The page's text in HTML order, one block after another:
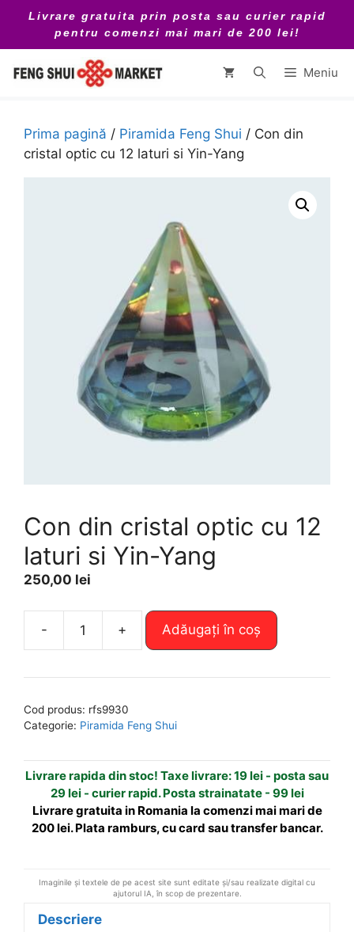
conținut
Livrare gratuita prin posta sau curier rapid
pentru comenzi mai mari de 200 lei!
Meniu
Prima pagină / Piramida Feng Shui / Con din
cristal optic cu 12 laturi si Yin-Yang
Con din cristal optic cu 12
laturi si Yin-Yang
250,00 lei
-
Cantitate
din
optic
12
laturi
si
Yin-
Yang
+ Adăugați în coș
e
n
t
i
Cod produs: rfs9930
Categorie: Piramida Feng Shui
Livrare rapida din stoc! Taxe livrare: 19 lei - posta sau
29 lei - curier rapid. Posta strainatate - 99 lei
Livrare gratuita in Romania la comenzi mai mari de
200 lei. Plata ramburs, cu card sau transfer bancar.
Imaginile și textele de pe acest site sunt editate și/sau realizate digital cu
ajutorul IA, în scop de prezentare.
Descriere